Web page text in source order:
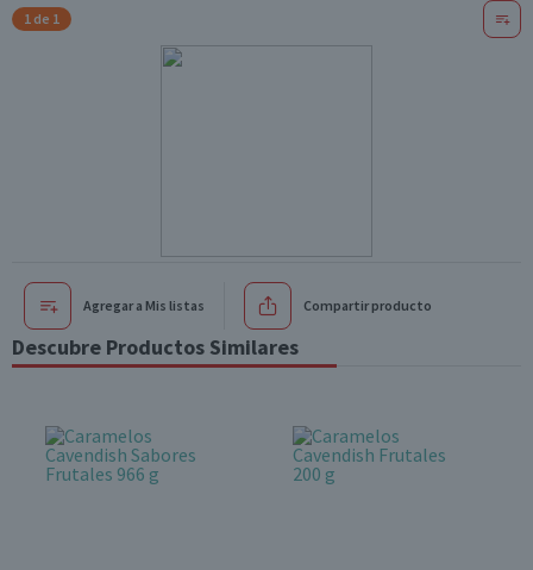
1 de 1
Agregar a Mis listas Compartir producto
Descubre Productos Similares